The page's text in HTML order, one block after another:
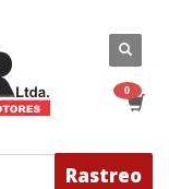
Rastreo